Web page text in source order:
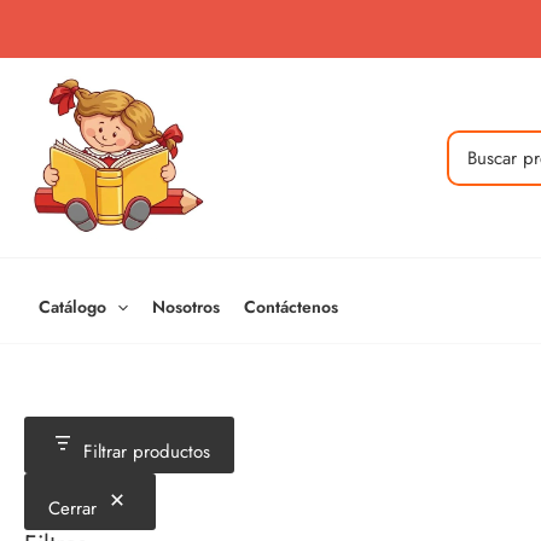
Buscar
Catálogo Nosotros Contáctenos
Filtrar productos
Cerrar